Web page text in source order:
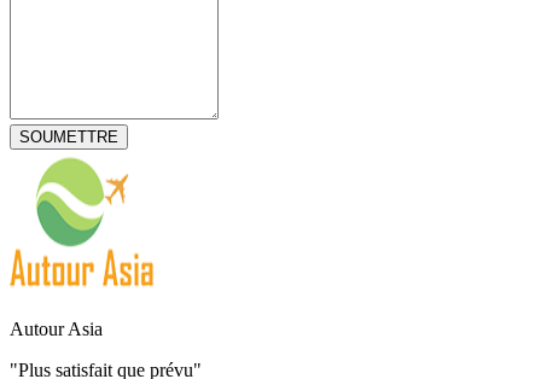
Autour Asia
"Plus satisfait que prévu"